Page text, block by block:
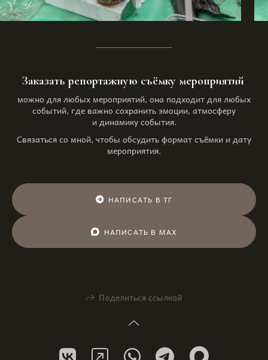
Заказать репортажную съёмку мероприятий
можно для любых мероприятий, она подходит для любых
событий, где важно сохранить эмоции, атмосферу
и динамику события.
Связаться со мной, чтобы обсудить формат съёмки и дату
мероприятия.
НАПИСАТЬ В ТГ
НАПИСАТЬ В МАХ
Поделиться ссылкой